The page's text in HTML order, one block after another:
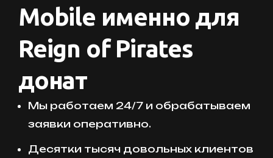
Mobile именно для
Reign of Pirates
донат
Мы работаем 24/7 и обрабатываем
заявки оперативно.
Десятки тысяч довольных клиентов